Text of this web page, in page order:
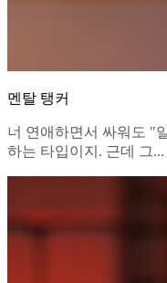
멘탈 탱커
너 연애하면서 싸워도 "
하는 타입이지. 근데 그...